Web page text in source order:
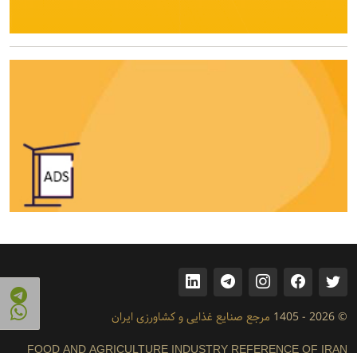
© 2026 - 1405 مرجع صنایع غذایی و کشاورزی ایران
FOOD AND AGRICULTURE INDUSTRY REFERENCE OF IRAN